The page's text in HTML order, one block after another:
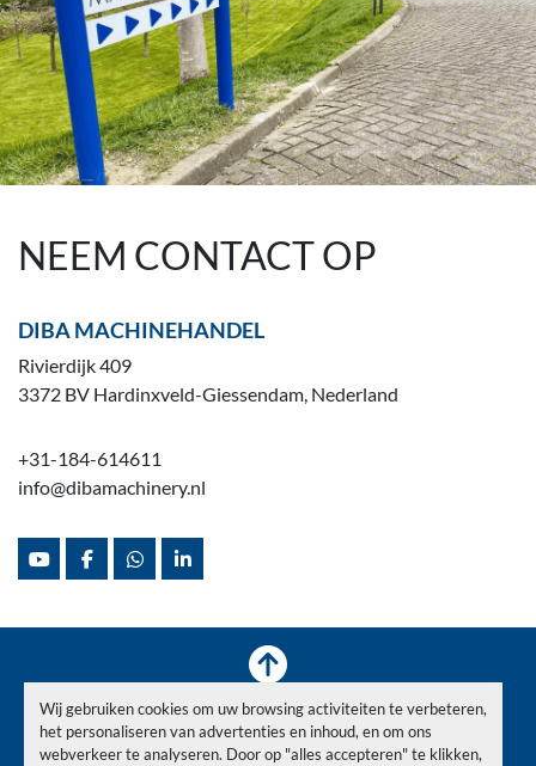
Wij gebruiken cookies om uw browsing activiteiten te verbeteren,
het personaliseren van advertenties en inhoud, en om ons
webverkeer te analyseren. Door op "alles accepteren" te klikken,
NEEM CONTACT OP
DIBA MACHINEHANDEL
Rivierdijk 409
3372 BV Hardinxveld-Giessendam, Nederland
+31-184-614611
info@dibamachinery.nl
youtubefacebookwhatsapplinkedin
Voorraad Verkocht Nieuws Over ons
Contact
Privacy Policy